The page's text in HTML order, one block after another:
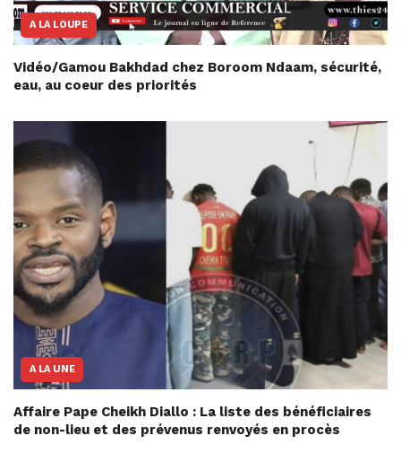
A LA LOUPE
Vidéo/Gamou Bakhdad chez Boroom Ndaam, sécurité,
eau, au coeur des priorités
A LA UNE
Affaire Pape Cheikh Diallo : La liste des bénéficiaires
de non-lieu et des prévenus renvoyés en procès